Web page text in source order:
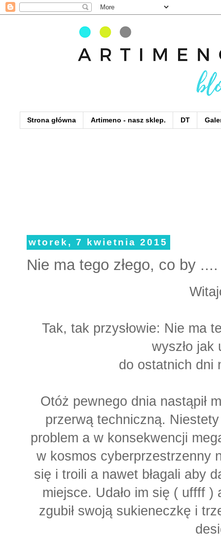
Strona główna Artimeno - nasz sklep. DT
wtorek, 7 kwietnia 2015
Nie ma tego złego, co by ....
Tak, tak przysłowie: Nie ma
wyszło jak
do ostatnich dni
Otóż pewnego dnia nastąpił
przerwą techniczną.
problem a w konsekwencji
w kosmos cyberprzestrzenny
się i troili a nawet błagali aby
miejsce. Udało im się ( uffff
zgubił swoją sukieneczkę i